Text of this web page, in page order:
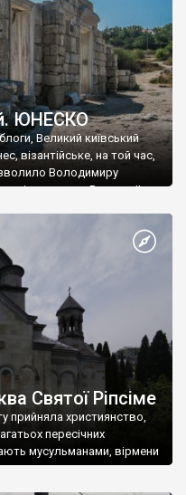
ЮНЕСКО
Великий київський
візантійське, на той час,
Володимиру
імператору Василю ІІ, та
Василем-християнином.
Херсонесу Таврійського
Святої Ріпсіме
прийняла християнство,
пересічних
мусульманами, вірмени